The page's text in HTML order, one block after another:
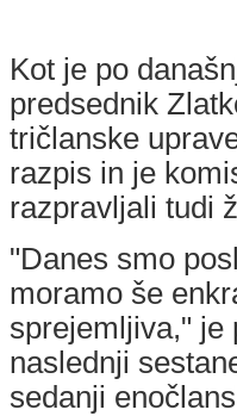
Kot je po
predsednik
tričlanske
razpis in je
razpravljali tudi
"Danes smo
moramo še
sprejemljiva," je
naslednji
sedanji